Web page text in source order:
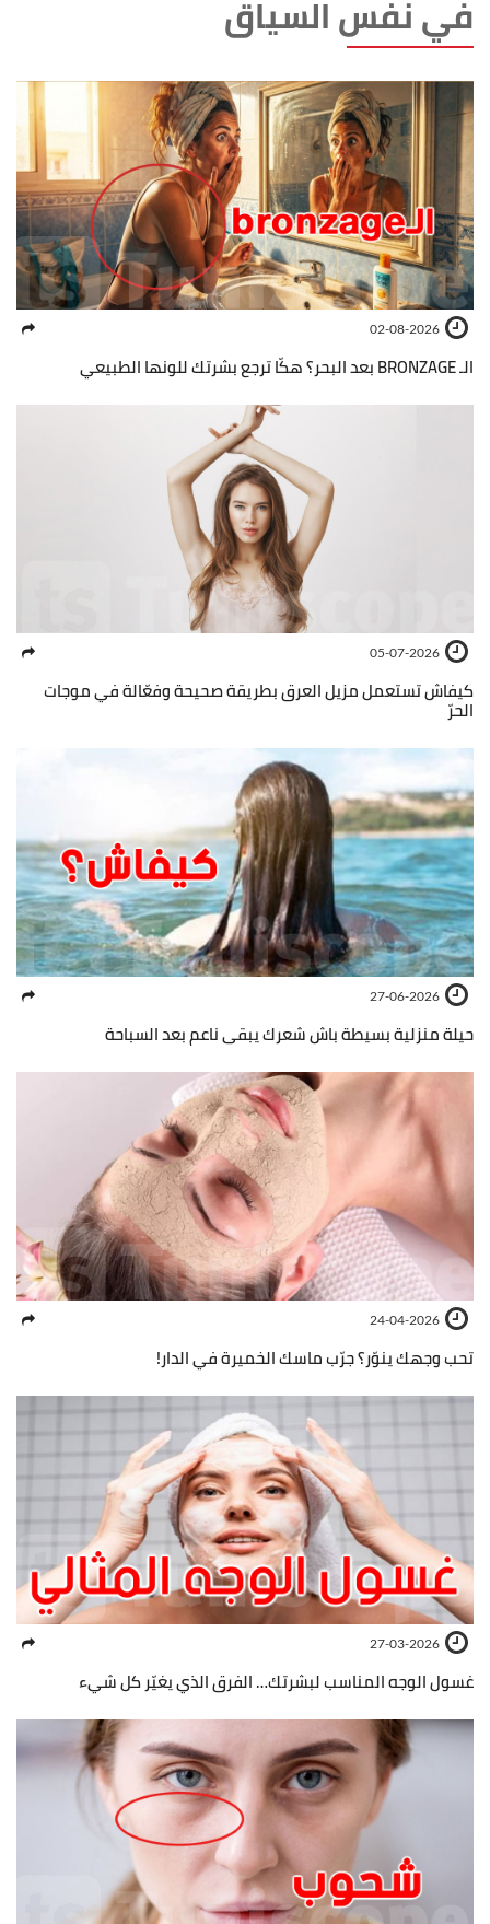
في نفس السياق
02-08-2026
الـ BRONZAGE بعد البحر؟ هكّا ترجع بشرتك للونها الطبيعي
05-07-2026
كيفاش تستعمل مزيل العرق بطريقة صحيحة وفعّالة في موجات
الحرّ
27-06-2026
حيلة منزلية بسيطة باش شعرك يبقى ناعم بعد السباحة
24-04-2026
تحب وجهك ينوّر؟ جرّب ماسك الخميرة في الدار!
27-03-2026
غسول الوجه المناسب لبشرتك… الفرق الذي يغيّر كل شيء